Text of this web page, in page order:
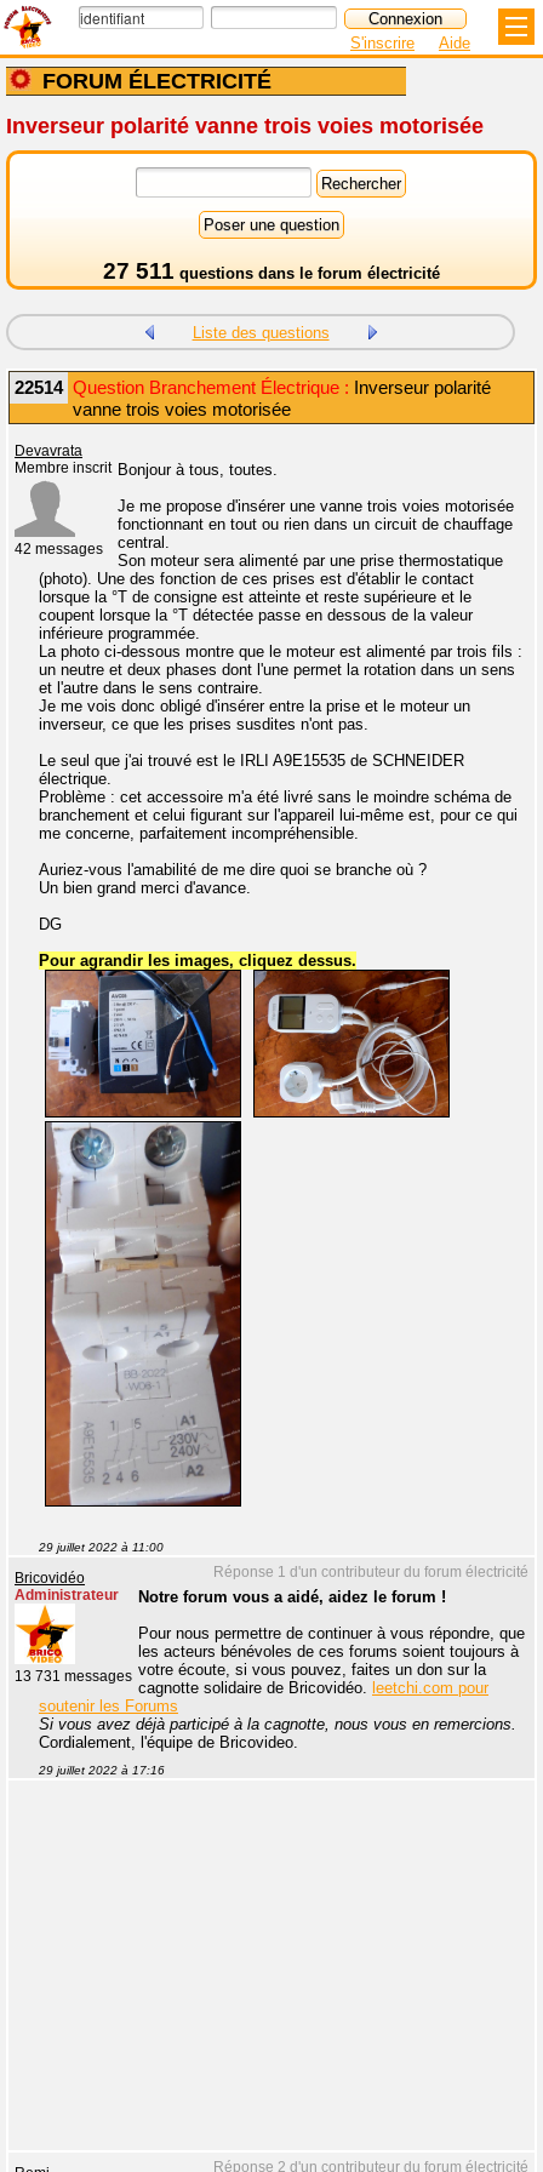
FORUM ÉLECTRICITÉ
S'inscrire Aide
Inverseur polarité vanne trois voies motorisée
27 511 questions dans le forum électricité
Liste des questions
22514 Question Branchement Électrique : Inverseur polarité
vanne trois voies motorisée
Devavrata
Membre inscrit
42 messages
Bonjour à tous, toutes.
Je me propose d'insérer une vanne trois voies motorisée
fonctionnant en tout ou rien dans un circuit de chauffage
central.
Son moteur sera alimenté par une prise thermostatique
(photo). Une des fonction de ces prises est d'établir le contact
lorsque la °T de consigne est atteinte et reste supérieure et le
coupent lorsque la °T détectée passe en dessous de la valeur
inférieure programmée.
La photo ci-dessous montre que le moteur est alimenté par trois fils :
un neutre et deux phases dont l'une permet la rotation dans un sens
et l'autre dans le sens contraire.
Je me vois donc obligé d'insérer entre la prise et le moteur un
inverseur, ce que les prises susdites n'ont pas.
Le seul que j'ai trouvé est le IRLI A9E15535 de SCHNEIDER
électrique.
Problème : cet accessoire m'a été livré sans le moindre schéma de
branchement et celui figurant sur l'appareil lui-même est, pour ce qui
me concerne, parfaitement incompréhensible.
Auriez-vous l'amabilité de me dire quoi se branche où ?
Un bien grand merci d'avance.
DG
Pour agrandir les images, cliquez dessus.
29 juillet 2022 à 11:00
Réponse 1 d'un contributeur du forum électricité
Bricovidéo
Administrateur
13 731 messages
Notre forum vous a aidé, aidez le forum !
Pour nous permettre de continuer à vous répondre, que
les acteurs bénévoles de ces forums soient toujours à
votre écoute, si vous pouvez, faites un don sur la
cagnotte solidaire de Bricovidéo. leetchi.com pour
soutenir les Forums
Si vous avez déjà participé à la cagnotte, nous vous en remercions.
Cordialement, l'équipe de Bricovideo.
29 juillet 2022 à 17:16
Réponse 2 d'un contributeur du forum électricité